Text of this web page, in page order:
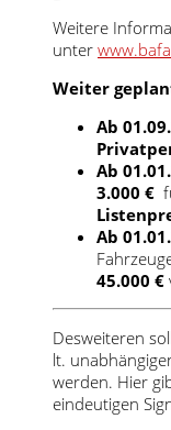
Weitere
unter
Weiter
Ab
Ab
3.000 €
Ab
45.000 €
Desweiteren
lt.
werden. Hier
eindeutigen